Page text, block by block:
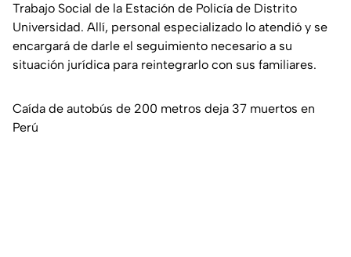
Trabajo Social de la Estación de Policía de Distrito
Universidad. Allí, personal especializado lo atendió y se
encargará de darle el seguimiento necesario a su
situación jurídica para reintegrarlo con sus familiares.
Caída de autobús de 200 metros deja 37 muertos en
Perú